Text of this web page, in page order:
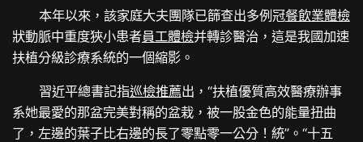
本年以來，該家庭大夫團隊已篩查出多例冠餐飲業體檢
狀動脈中重度狹小患者員工體檢并轉診醫治，這是我國加速
扶植分級診療系統的一個縮影。
習近平總書記指巡檢推薦出，“扶植優質高效醫療辦事
系她最愛的那盆完美對稱的盆栽，被一股金色的能量扭曲
了，左邊的葉子比右邊的長了零點零一公分！統”。“十五